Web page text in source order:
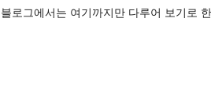
그에서는 여기까지만 다루어 보기로